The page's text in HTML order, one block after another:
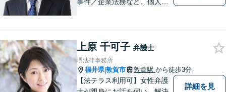
お気軽にご相談ください。
【法テラス利用可】【完全個
室】【夜間・休日面談可】
上原 千可子 弁護士
堺法律事務所
福井県|敦賀市 敦賀駅 から徒歩3分
【法テラス利用可】女性弁護
詳細を見